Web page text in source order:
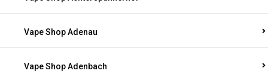
Vape Shop Adenau
Vape Shop Adenbach